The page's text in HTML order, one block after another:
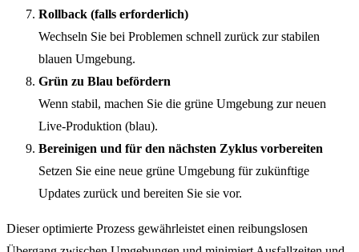
Rollback (falls erforderlich)
Wechseln Sie bei Problemen schnell zurück zur stabilen
blauen Umgebung.
Grün zu Blau befördern
Wenn stabil, machen Sie die grüne Umgebung zur neuen
Live-Produktion (blau).
Bereinigen und für den nächsten Zyklus vorbereiten
Setzen Sie eine neue grüne Umgebung für zukünftige
Updates zurück und bereiten Sie sie vor.
Dieser optimierte Prozess gewährleistet einen reibungslosen